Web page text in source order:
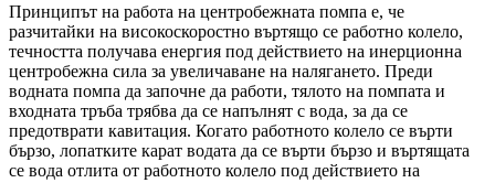
Принципът на работа на центробежната помпа е, че
разчитайки на високоскоростно въртящо се работно колело,
течността получава енергия под действието на инерционна
центробежна сила за увеличаване на налягането. Преди
водната помпа да започне да работи, тялото на помпата и
входната тръба трябва да се напълнят с вода, за да се
предотврати кавитация. Когато работното колело се върти
бързо, лопатките карат водата да се върти бързо и въртящата
се вода отлита от работното колело под действието на